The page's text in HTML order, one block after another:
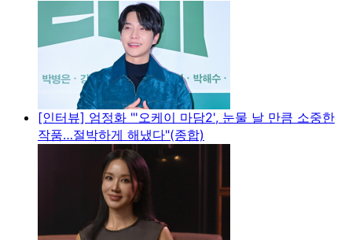
[인터뷰] 엄정화 "'오케이 마담2', 눈물 날 만큼 소중한
작품…절박하게 해냈다"(종합)